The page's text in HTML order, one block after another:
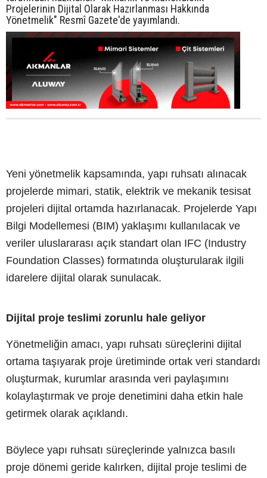
Projelerinin Dijital Olarak Hazırlanması Hakkında
Yönetmelik" Resmî Gazete'de yayımlandı.
Yeni yönetmelik kapsamında, yapı ruhsatı alınacak
projelerde mimari, statik, elektrik ve mekanik tesisat
projeleri dijital ortamda hazırlanacak. Projelerde Yapı
Bilgi Modellemesi (BIM) yaklaşımı kullanılacak ve
veriler uluslararası açık standart olan IFC (Industry
Foundation Classes) formatında oluşturularak ilgili
idarelere dijital olarak sunulacak.
Dijital proje teslimi zorunlu hale geliyor
Yönetmeliğin amacı, yapı ruhsatı süreçlerini dijital
ortama taşıyarak proje üretiminde ortak veri standardı
oluşturmak, kurumlar arasında veri paylaşımını
kolaylaştırmak ve proje denetimini daha etkin hale
getirmek olarak açıklandı.
Böylece yapı ruhsatı süreçlerinde yalnızca basılı
proje dönemi geride kalırken, dijital proje teslimi de